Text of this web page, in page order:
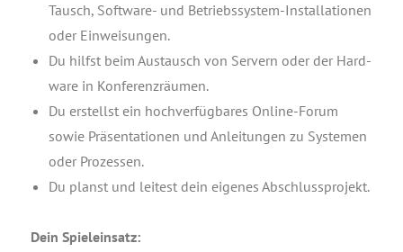
Tausch, Soft­ware- und Betriebs­sys­tem-Instal­la­tio­nen
oder Einweisungen.
Du hilfst beim Aus­tausch von Ser­vern oder der Hard­
ware in Konferenzräumen.
Du erstellst ein hoch­ver­füg­ba­res Online-Forum
sowie Prä­sen­ta­tio­nen und Anlei­tun­gen zu Sys­te­men
oder Prozessen.
Du planst und lei­test dein eige­nes Abschlussprojekt.
Dein Spiel­ein­satz: